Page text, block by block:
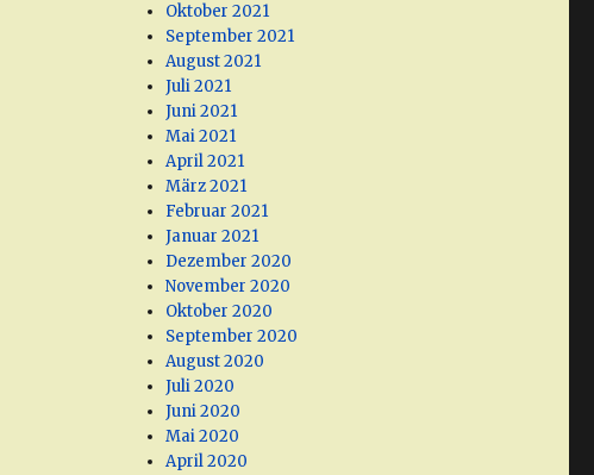
Oktober 2021
September 2021
August 2021
Juli 2021
Juni 2021
Mai 2021
April 2021
März 2021
Februar 2021
Januar 2021
Dezember 2020
November 2020
Oktober 2020
September 2020
August 2020
Juli 2020
Juni 2020
Mai 2020
April 2020